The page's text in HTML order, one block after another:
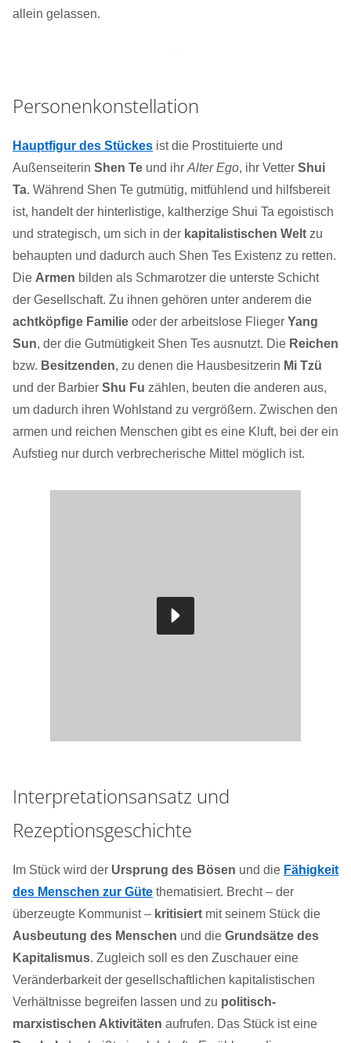
allein gelassen.
Personenkonstellation
Hauptfigur des Stückes ist die Prostituierte und
Außenseiterin Shen Te und ihr Alter Ego, ihr Vetter Shui
Ta. Während Shen Te gutmütig, mitfühlend und hilfsbereit
ist, handelt der hinterlistige, kaltherzige Shui Ta egoistisch
und strategisch, um sich in der kapitalistischen Welt zu
behaupten und dadurch auch Shen Tes Existenz zu retten.
Die Armen bilden als Schmarotzer die unterste Schicht
der Gesellschaft. Zu ihnen gehören unter anderem die
achtköpfige Familie oder der arbeitslose Flieger Yang
Sun, der die Gutmütigkeit Shen Tes ausnutzt. Die Reichen
bzw. Besitzenden, zu denen die Hausbesitzerin Mi Tzü
und der Barbier Shu Fu zählen, beuten die anderen aus,
um dadurch ihren Wohlstand zu vergrößern. Zwischen den
armen und reichen Menschen gibt es eine Kluft, bei der ein
Aufstieg nur durch verbrecherische Mittel möglich ist.
Interpretationsansatz und
Rezeptionsgeschichte
Im Stück wird der Ursprung des Bösen und die Fähigkeit
des Menschen zur Güte thematisiert. Brecht – der
überzeugte Kommunist – kritisiert mit seinem Stück die
Ausbeutung des Menschen und die Grundsätze des
Kapitalismus. Zugleich soll es den Zuschauer eine
Veränderbarkeit der gesellschaftlichen kapitalistischen
Verhältnisse begreifen lassen und zu politisch-
marxistischen Aktivitäten aufrufen. Das Stück ist eine